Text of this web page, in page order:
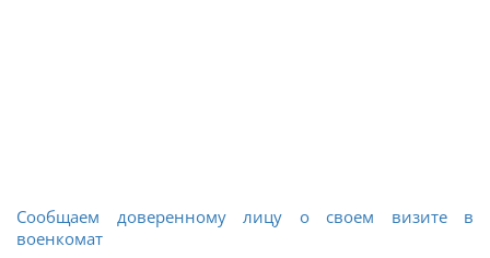
Сообщаем доверенному лицу о своем визите в
военкомат